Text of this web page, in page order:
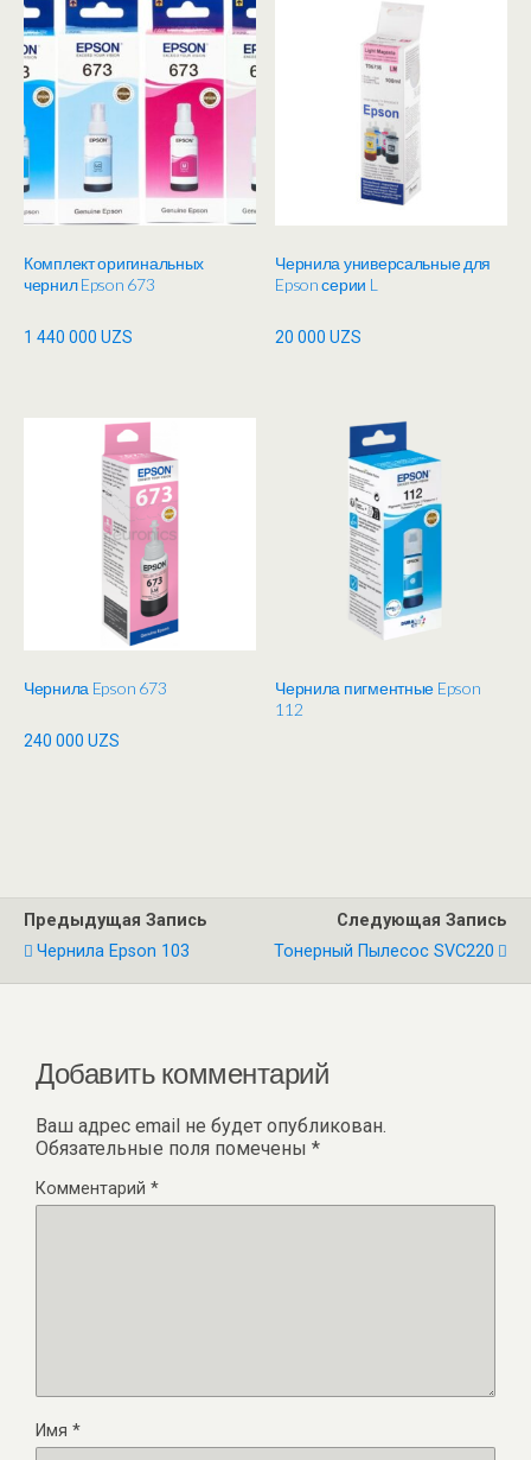
Комплект оригинальных
чернил Epson 673
1 440 000 UZS
Чернила универсальные для
Epson серии L
20 000UZS
Чернила Epson 673
240 000 UZS
Чернила пигментные Epson
112
Предыдущая Запись
Чернила Epson 103
Следующая Запись
Тонерный Пылесос SVC220
Добавить комментарий
Ваш адрес email не будет опубликован.
Обязательные поля помечены *
Комментарий *
Имя *